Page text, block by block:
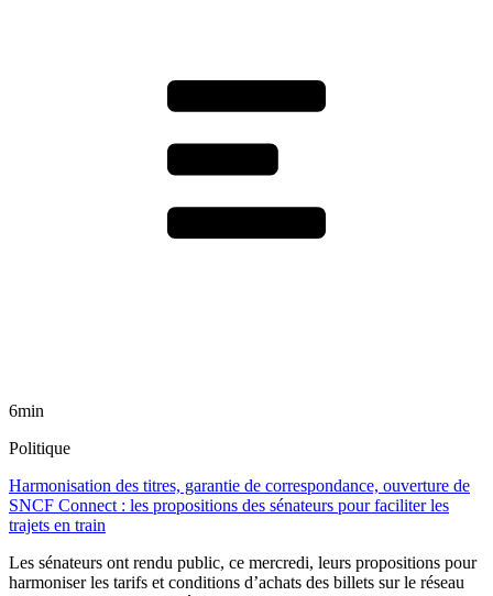
6min
Politique
Harmonisation des titres, garantie de correspondance, ouverture de
SNCF Connect : les propositions des sénateurs pour faciliter les
trajets en train
Les sénateurs ont rendu public, ce mercredi, leurs propositions pour
harmoniser les tarifs et conditions d’achats des billets sur le réseau